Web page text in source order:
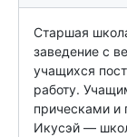
Старшая
заведение с
учащихся
работу.
прическами и
Икусэй —